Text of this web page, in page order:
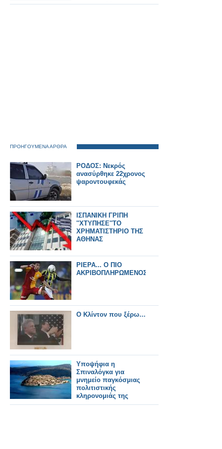
ΠΡΟΗΓΟΥΜΕΝΑ ΑΡΘΡΑ
ΡOΔΟΣ: Νεκρός
ανασύρθηκε 22χρονος
ψαροντουφεκάς
ΙΣΠΑΝΙΚΗ ΓΡΙΠΗ
''ΧΤΥΠΗΣΕ''ΤΟ
ΧΡΗΜΑΤΙΣΤΗΡΙΟ ΤΗΣ
ΑΘΗΝΑΣ
ΡΙΕΡΑ... Ο ΠΙΟ
ΑΚΡΙΒΟΠΛΗΡΩΜΕΝΟΣ!
Ο Κλίντον που ξέρω…
Υποψήφια η
Σπιναλόγκα για
μνημείο παγκόσμιας
πολιτιστικής
κληρονομιάς της
UNESCO